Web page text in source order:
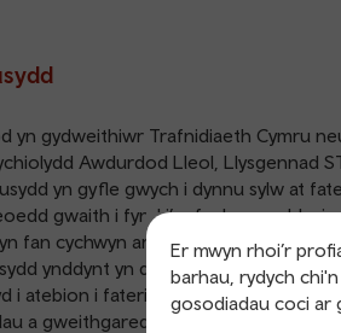
Er mwyn rhoi’r
barhau, rydych
gosodiadau coci ar
yn gydweithiwr Trafnidiaeth Cymru
Awdurdod Lleol, Llysgennad
yn gyfle gwych i dynnu sylw at
gwaith i fynd i’r afael ag
fan cychwyn ar gyfer creu newid
ynddynt yn darparu’r offer i
i atebion i faterion cymunedol. Bydd
a gweithgaredd